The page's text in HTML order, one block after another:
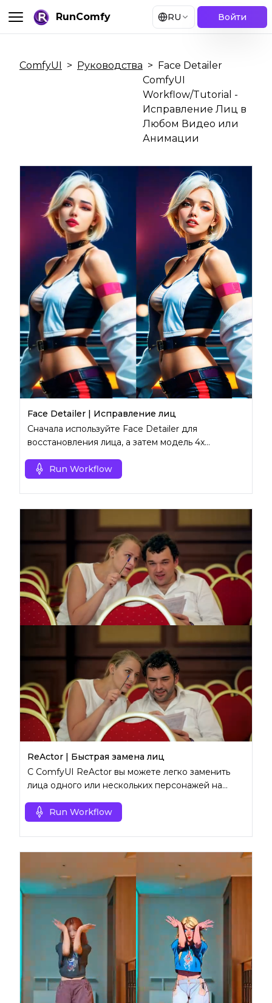
RunComfy RU Войти
ComfyUI > Руководства > Face Detailer
ComfyUI
Workflow/Tutorial -
Исправление Лиц в
Любом Видео или
Анимации
Face Detailer | Исправление лиц
Сначала используйте Face Detailer для
восстановления лица, а затем модель 4x
Run Workflow
ReActor | Быстрая замена лиц
С ComfyUI ReActor вы можете легко заменить
лица одного или нескольких персонажей на
Run Workflow